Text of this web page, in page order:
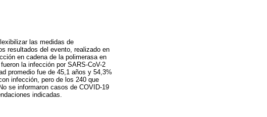
las medidas de
resultados del evento, realizado en
en cadena de la polimerasa en
la infección por SARS-CoV-2
promedio fue de 45,1 años y 54,3%
infección, pero de los 240 que
se informaron casos de COVID-19
indicadas.